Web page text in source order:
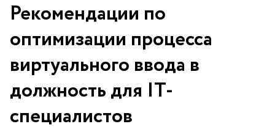
Рекомендации по
оптимизации ⁤процесса
⁢виртуального ⁢ввода в
должность для ‍IT-
специалистов